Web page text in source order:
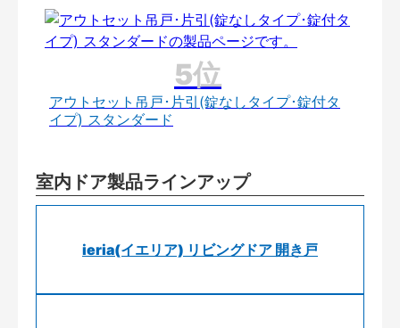
アウトセット吊戸･片引(錠なしタイプ･錠付タ
イプ) スタンダード
室内ドア製品ラインアップ
ieria(イエリア) リビングドア 開き戸